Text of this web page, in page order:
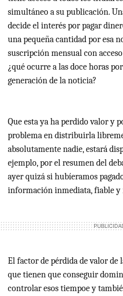
simultáneo a su publicación.
decide el interés por pagar
una pequeña cantidad por esa
suscripción mensual con
¿qué ocurre a las doce horas
generación de la noticia?
Que esta ya ha perdido valor y
problema en distribuirla
absolutamente nadie, estará
ejemplo, por el resumen del
ayer quizá si hubíeramos
información inmediata, fiable y
El factor de pérdida de valor de
que tienen que conseguir
controlar esos tiempoe y